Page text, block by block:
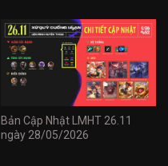
Bản Cập Nhật LMHT 26.11
ngày 28/05/2026